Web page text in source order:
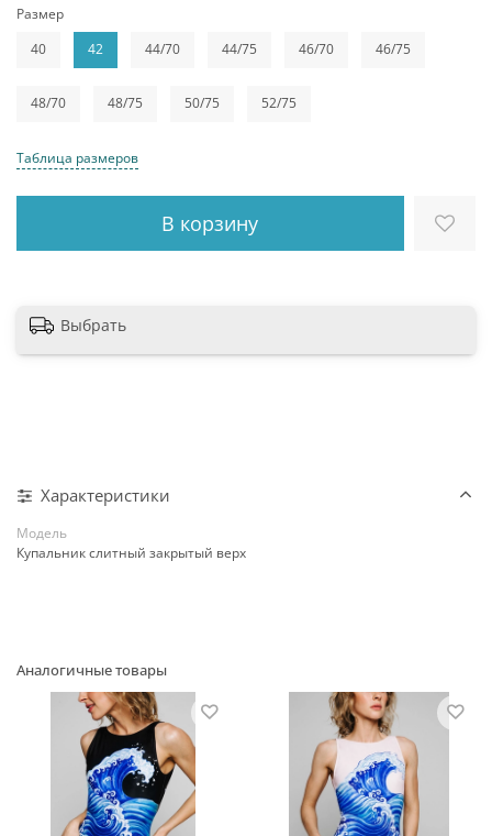
Таблица размеров
В корзину
Размер
40
42 44/70 44/75 46/70 46/75
48/70 48/75 50/75 52/75
Выбрать
Характеристики
Модель
Купальник слитный закрытый верх
Аналогичные товары